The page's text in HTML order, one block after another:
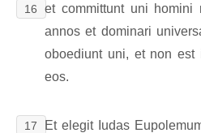
16
et committunt uni homini
annos et dominari
oboediunt uni, et non
eos.
17
Et elegit Iudas